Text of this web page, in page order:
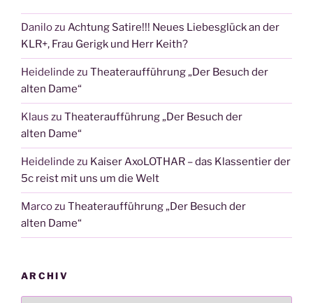
Danilozu Achtung Satire!!! Neues Liebesglück an der
KLR+, Frau Gerigk und Herr Keith?
Heidelinde zu Theateraufführung „Der Besuch der
alten Dame“
Klaus zu Theateraufführung „Der Besuch der
alten Dame“
Heidelinde zu Kaiser AxoLOTHAR – das Klassentier der
5c reist mit uns um die Welt
Marcozu Theateraufführung „Der Besuch der
alten Dame“
ARCHIV